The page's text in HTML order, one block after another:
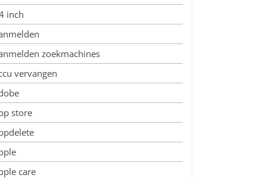
inch
zoekmachines
vervangen
store
care